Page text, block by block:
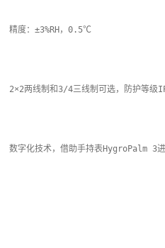
精度：±3%RH，0.5℃
2×2两线制和3/4三线制可选，防护等级
数字化技术，借助手持表HygroPalm 3